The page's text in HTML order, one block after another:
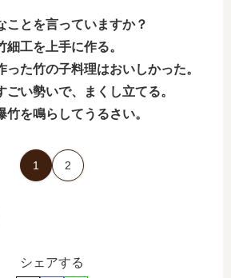
ことを言っていますか？
工を上手に作る。
た竹の子料理はおいしかった。
い勢いで、まくし立てる。
を鳴らしてうるさい。
1 2
シェアする